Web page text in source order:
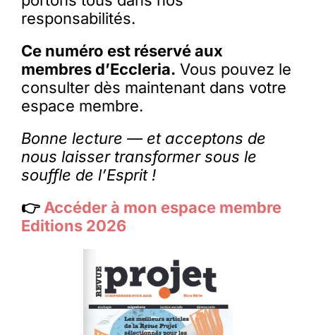
responsabilités.
Ce numéro est réservé aux
membres d’Eccleria. Vous pouvez le
consulter dès maintenant dans votre
espace membre.
Bonne lecture — et acceptons de
nous laisser transformer sous le
souffle de l’Esprit !
👉Accéder à mon espace membre
Editions 2026